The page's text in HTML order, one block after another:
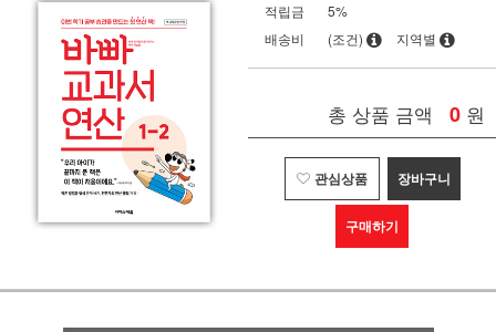
적립금
5%
배송비
(조건) 지역별
총 상품 금액 0 원
관심상품 장바구니
구매하기